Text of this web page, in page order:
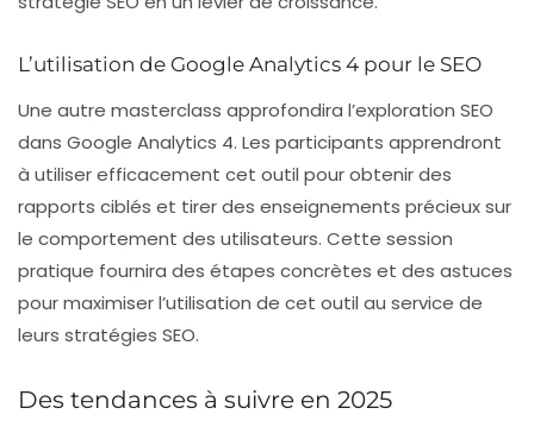
L’utilisation de Google Analytics 4 pour le SEO
Une autre masterclass approfondira l’exploration SEO
dans Google Analytics 4. Les participants apprendront
à utiliser efficacement cet outil pour obtenir des
rapports ciblés et tirer des enseignements précieux sur
le comportement des utilisateurs. Cette session
pratique fournira des étapes concrètes et des astuces
pour maximiser l’utilisation de cet outil au service de
leurs stratégies SEO.
Des tendances à suivre en 2025